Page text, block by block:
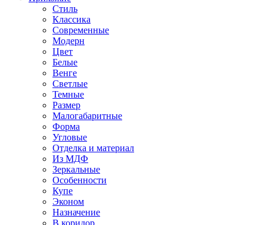
Стиль
Классика
Современные
Модерн
Цвет
Белые
Венге
Светлые
Темные
Размер
Малогабаритные
Форма
Угловые
Отделка и материал
Из МДФ
Зеркальные
Особенности
Купе
Эконом
Назначение
В коридор